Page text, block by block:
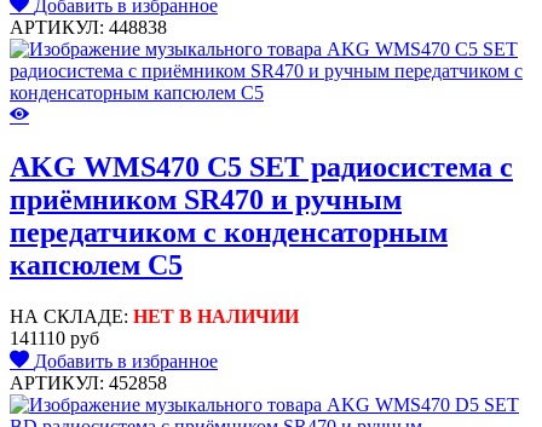
Добавить в избранное
АРТИКУЛ: 448838
AKG WMS470 C5 SET радиосистема с
приёмником SR470 и ручным
передатчиком с конденсаторным
капсюлем C5
НА СКЛАДЕ: НЕТ В НАЛИЧИИ
141110 руб
Добавить в избранное
АРТИКУЛ: 452858